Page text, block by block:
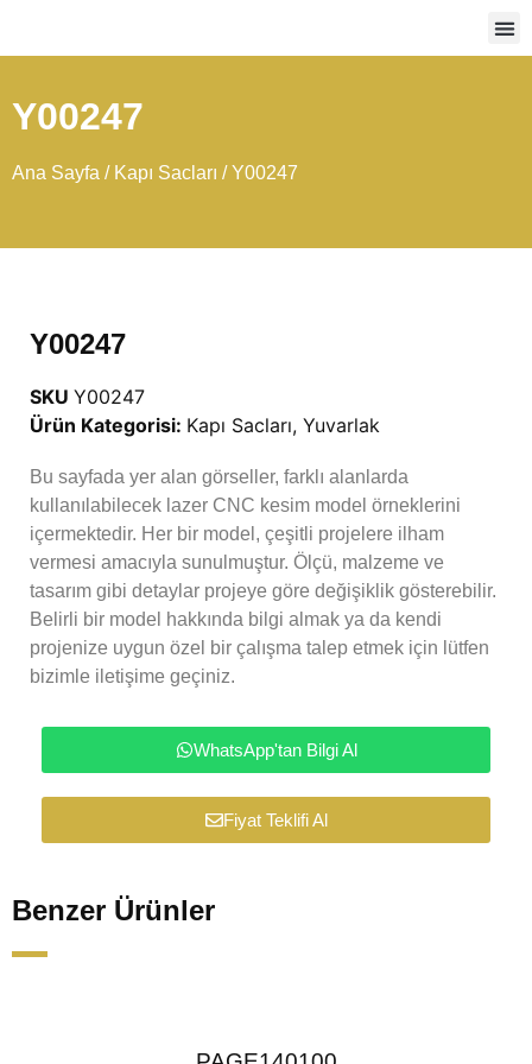
Y00247
Ana Sayfa / Kapı Sacları / Y00247
Y00247
SKU Y00247
Ürün Kategorisi: Kapı Sacları, Yuvarlak
Bu sayfada yer alan görseller, farklı alanlarda
kullanılabilecek lazer CNC kesim model örneklerini
içermektedir. Her bir model, çeşitli projelere ilham
vermesi amacıyla sunulmuştur. Ölçü, malzeme ve
tasarım gibi detaylar projeye göre değişiklik gösterebilir.
Belirli bir model hakkında bilgi almak ya da kendi
projenize uygun özel bir çalışma talep etmek için lütfen
bizimle iletişime geçiniz.
WhatsApp'tan Bilgi Al
Fiyat Teklifi Al
Benzer Ürünler